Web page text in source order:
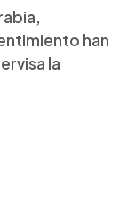
han
la